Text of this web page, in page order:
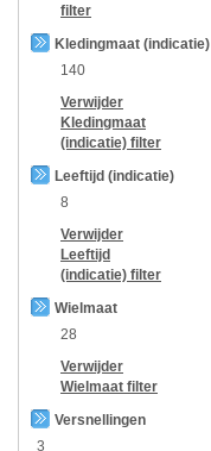
filter
Kledingmaat (indicatie)
140
Verwijder
Kledingmaat
(indicatie) filter
Leeftijd (indicatie)
8
Verwijder
Leeftijd
(indicatie) filter
Wielmaat
28
Verwijder
Wielmaat filter
Versnellingen
3